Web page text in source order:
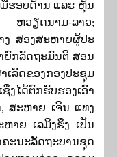
ຮອບດ້ານ ແລະ ຫຸ້ນ
ຫວຽດນາມ-ລາວ;
ງ ສອງສະຫາຍຜູ້ປະ
ຍົກລັດຖະມົນຕີ ສອນ
ລັດຂອງກອງປະຊຸມ
ໄດ້ຕົກຮັບຮອງເອົາ
, ສະຫາຍ ເຈີນ ແທງ
າຍ ເລມິງຮຶງ ເປັນ
ະນະລັດຖະບານຊຸດ